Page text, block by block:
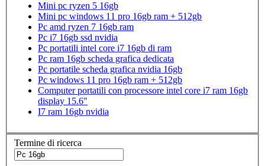
Mini pc ryzen 5 16gb
Mini pc windows 11 pro 16gb ram + 512gb
Pc amd ryzen 7 16gb ram
Pc i7 16gb ssd nvidia
Pc portatili intel core i7 16gb di ram
Pc ram 16gb scheda grafica dedicata
Pc portatile scheda grafica nvidia 16gb
Pc windows 11 pro 16gb ram + 512gb
Computer portatili con processore intel core i7 ram 16gb
display 15.6"
I7 ram 16gb nvidia
Termine di ricerca